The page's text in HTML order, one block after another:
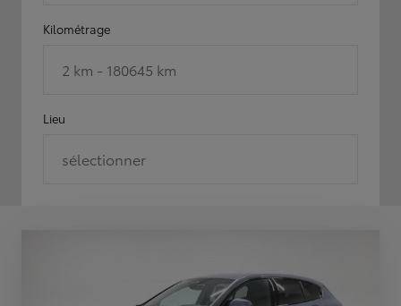
Kilométrage
2 km - 180645 km
Lieu
sélectionner